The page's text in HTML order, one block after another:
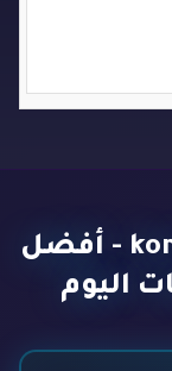
مميزات كورة لايف - kora live - أفضل
اليوم